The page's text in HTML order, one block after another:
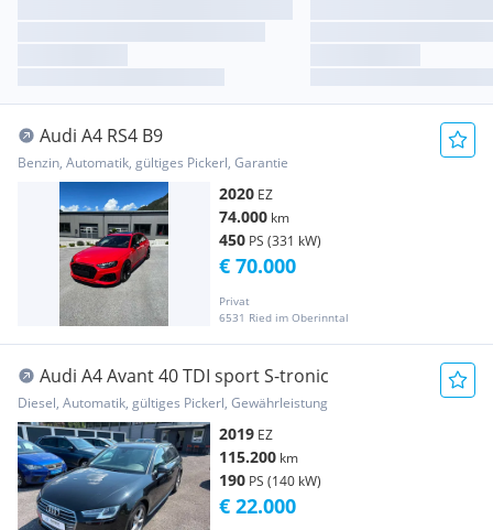
Audi A4 RS4 B9
Benzin, Automatik, gültiges Pickerl, Garantie
2020 EZ
74.000 km
450 PS (331 kW)
Privat
6531 Ried im Oberinntal
€ 70.000
Audi A4 Avant 40 TDI sport S-tronic
Diesel, Automatik, gültiges Pickerl, Gewährleistung
2019 EZ
115.200 km
190 PS (140 kW)
€ 22.000